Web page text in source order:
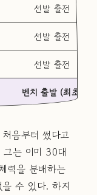
선발 출전
선발 출전
선발 출전
벤치 출발 (최초)
음부터 썼다고
는 이미 30대
력을 분배하는
수 있다. 하지